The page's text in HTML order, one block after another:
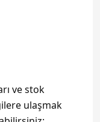
ve stok
ulaşmak